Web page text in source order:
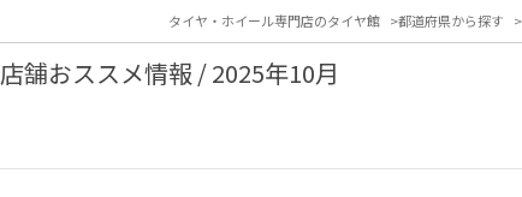
タイヤ・ホイール専門店のタイヤ館 都道府県から探す
店舗おススメ情報 / 2025年10月